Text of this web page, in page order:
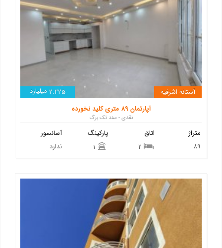
2.225 میلیارد
آستانه اشرفیه
آپارتمان 89 متری کلید نخورده
نقدی - سند تک برگ
آسانسور
ندارد
پارکینگ
اتاق
متراژ
89